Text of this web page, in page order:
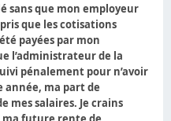
sans que mon employeur
que les cotisations
payées par mon
l’administrateur de la
pénalement pour n’avoir
année, ma part de
mes salaires. Je crains